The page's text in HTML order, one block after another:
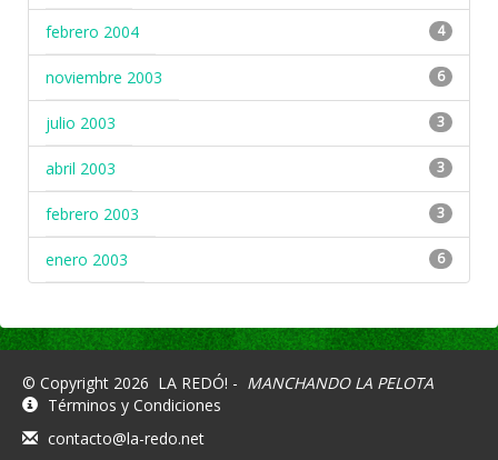
febrero 2004 4
noviembre 2003 6
julio 2003 3
abril 2003 3
febrero 2003 3
enero 2003 6
© Copyright 2026 LA REDÓ! - MANCHANDO LA PELOTA
Términos y Condiciones
contacto@la-redo.net